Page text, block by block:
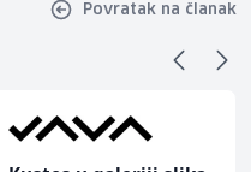
Povratak na članak